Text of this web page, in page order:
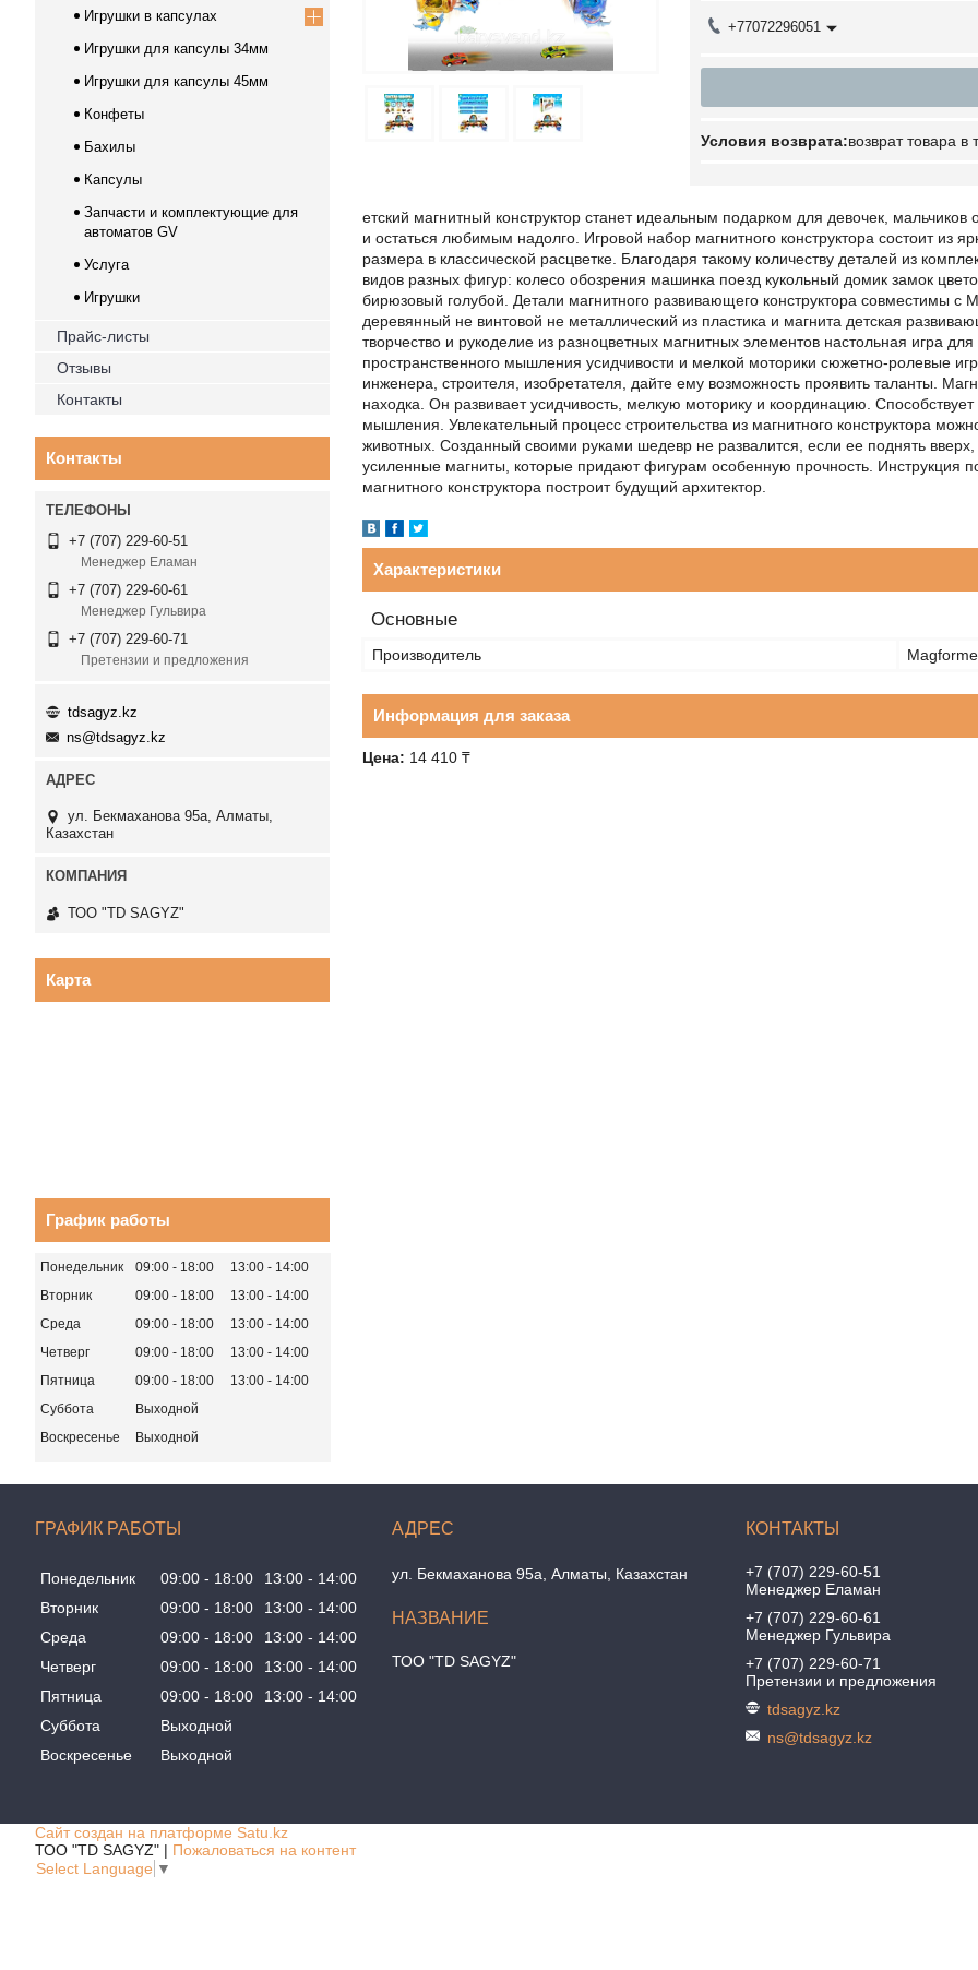
+77072296051
возврат товара
етский магнитный конструктор станет идеальным подарком для девочек,
и остаться любимым надолго. Игровой набор магнитного конструктора состоит из
размера в классической расцветке. Благодаря такому количеству деталей из
видов разных фигур: колесо обозрения машинка поезд кукольный домик замок
бирюзовый голубой. Детали магнитного развивающего конструктора совместимы с
деревянный не винтовой не металлический из пластика и магнита детская
творчество и рукоделие из разноцветных магнитных элементов настольная игра
пространственного мышления усидчивости и мелкой моторики сюжетно-ролевые
инженера, строителя, изобретателя, дайте ему возможность проявить таланты.
находка. Он развивает усидчивость, мелкую моторику и координацию.
мышления. Увлекательный процесс строительства из магнитного конструктора
животных. Созданный своими руками шедевр не развалится, если ее поднять
усиленные магниты, которые придают фигурам особенную прочность. Инструкция
магнитного конструктора построит будущий архитектор.
Характеристики
Основные
Производитель
Информация для заказа
Цена: 14 410 ₸
Игрушки в капсулах
Игрушки для капсулы 34мм
Игрушки для капсулы 45мм
Конфеты
Бахилы
Капсулы
Запчасти и комплектующие для
автоматов GV
Услуга
Игрушки
Прайс-листы
Отзывы
Контакты
Контакты
+7 (707) 229-60-51
Менеджер Еламан
+7 (707) 229-60-61
Менеджер Гульвира
+7 (707) 229-60-71
Претензии и предложения
tdsagyz.kz
ns@tdsagyz.kz
ул. Бекмаханова 95а, Алматы,
Казахстан
ТОО "TD SAGYZ"
Карта
График работы
Понедельник 09:00 18:00 13:00
14:00
Вторник
09:00 18:00 13:00
14:00
Среда
09:00 18:00 13:00
14:00
Четверг
09:00 18:00 13:00
14:00
Пятница
09:00 18:00 13:00
14:00
Суббота
Выходной
Воскресенье
Выходной
ГРАФИК РАБОТЫ
Понедельник 09:00 18:00 13:00
14:00
Вторник
09:00 18:00 13:00
14:00
Среда
09:00 18:00 13:00
14:00
Четверг
09:00 18:00 13:00
14:00
Пятница
09:00 18:00 13:00
14:00
Суббота
Выходной
Воскресенье
Выходной
ул. Бекмаханова 95а, Алматы, Казахстан
ТОО "TD SAGYZ"
+7 (707) 229-60-51
Менеджер Еламан
+7 (707) 229-60-61
Менеджер Гульвира
+7 (707) 229-60-71
Претензии и предложения
tdsagyz.kz
ns@tdsagyz.kz
Сайт создан на платформе Satu.kz
ТОО "TD SAGYZ" | Пожаловаться на контент
Select Language ▼